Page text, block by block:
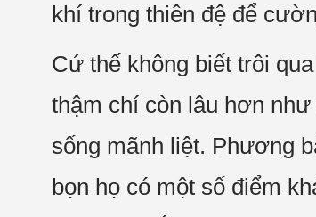
khí trong thiên đệ để
Cứ thế không biết trôi
thậm chí còn lâu hơn
sống mãnh liệt. Phương
bọn họ có một số điểm